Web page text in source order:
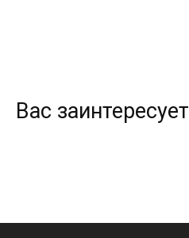
Вас заинтересует